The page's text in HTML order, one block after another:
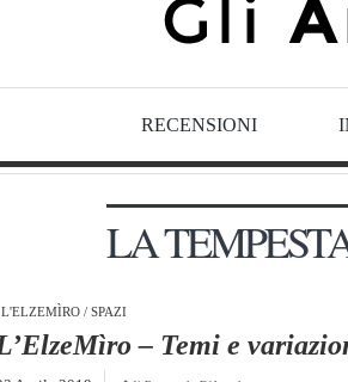
RECENSIONI
LA
L'ELZEMÌRO / SPAZI
– Temi e